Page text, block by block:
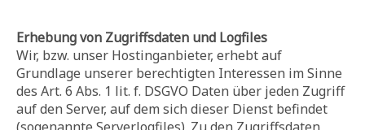
Erhebung von Zugriffsdaten und Logfiles
Wir, bzw. unser Hostinganbieter, erhebt auf
Grundlage unserer berechtigten Interessen im Sinne
des Art. 6 Abs. 1 lit. f. DSGVO Daten über jeden Zugriff
auf den Server, auf dem sich dieser Dienst befindet